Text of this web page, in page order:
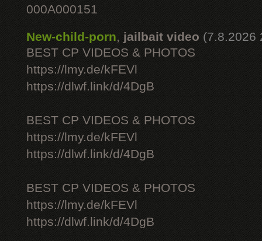
000A000151
New-child-porn, jailbait video (7.8.2026
BEST CP VIDEOS & PHOTOS
https://lmy.de/kFEVl
https://dlwf.link/d/4DgB
BEST CP VIDEOS & PHOTOS
https://lmy.de/kFEVl
https://dlwf.link/d/4DgB
BEST CP VIDEOS & PHOTOS
https://lmy.de/kFEVl
https://dlwf.link/d/4DgB